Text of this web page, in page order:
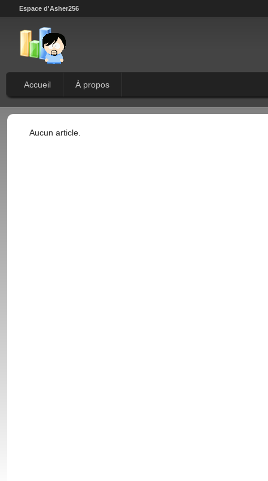
Espace d'Asher256
Accueil À propos
Aucun article.